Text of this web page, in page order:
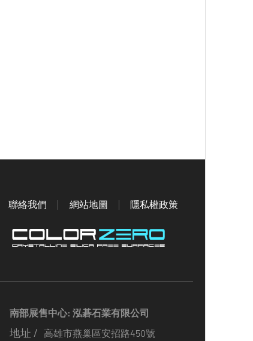
聯絡我們 網站地圖 隱私權政策
南部展售中心: 泓碁石業有限公司
地址 / 高雄市燕巢區安招路450號